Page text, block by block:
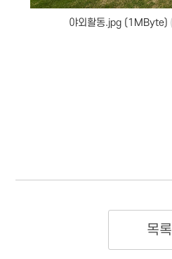
야외활동.jpg (1MByte)
목록